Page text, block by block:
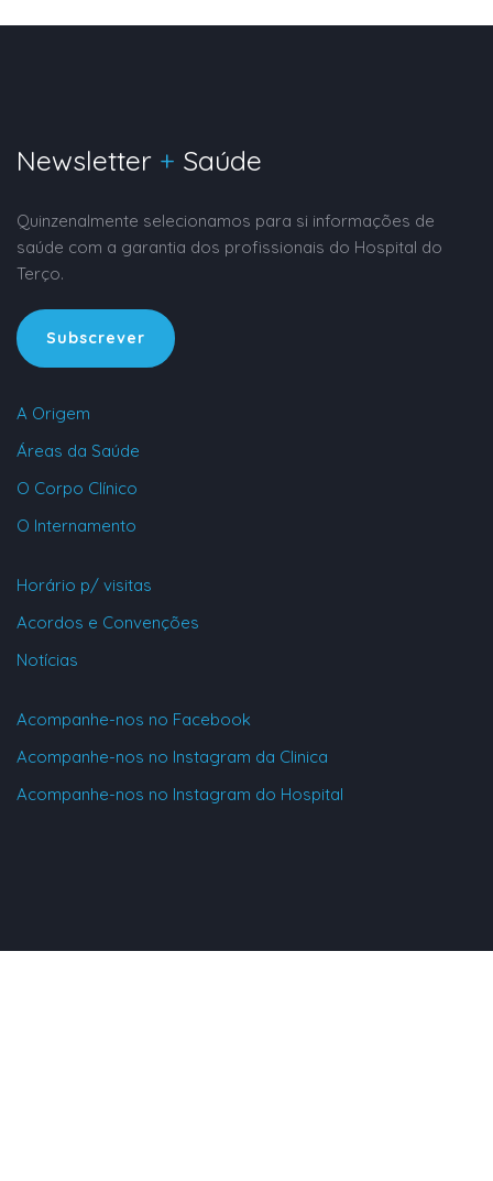
Newsletter + Saúde
Quinzenalmente selecionamos para si informações de
saúde com a garantia dos profissionais do Hospital do
Terço.
Subscrever
A Origem
Áreas da Saúde
O Corpo Clínico
O Internamento
Horário p/ visitas
Acordos e Convenções
Notícias
Acompanhe-nos no Facebook
Acompanhe-nos no Instagram da Clinica
Acompanhe-nos no Instagram do Hospital